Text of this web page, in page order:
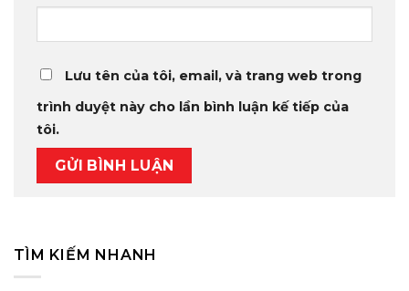
Lưu tên của tôi, email, và trang web trong
trình duyệt này cho lần bình luận kế tiếp của
tôi.
TÌM KIẾM NHANH